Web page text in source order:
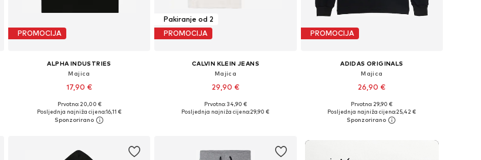
PROMOCIJA
ALPHA INDUSTRIES
Majica
17,90 €
Dostupno u više veličina
Dodaj u košaricu
Prvotno: 20,00 €
Posljednja najniža cijena:16,11 €
Pakiranje od 2
PROMOCIJA
CALVIN KLEIN JEANS
Majica
29,90 €
Dostupno u više veličina
Prvotno: 34,90 €
Posljednja najniža cijena:29,90 €
PROMOCIJA
ADIDAS ORIGINALS
Majica
26,90 €
Dodaj u košaricu
Prvotno: 29,90 €
Posljednja najniža cijena:25,42 €